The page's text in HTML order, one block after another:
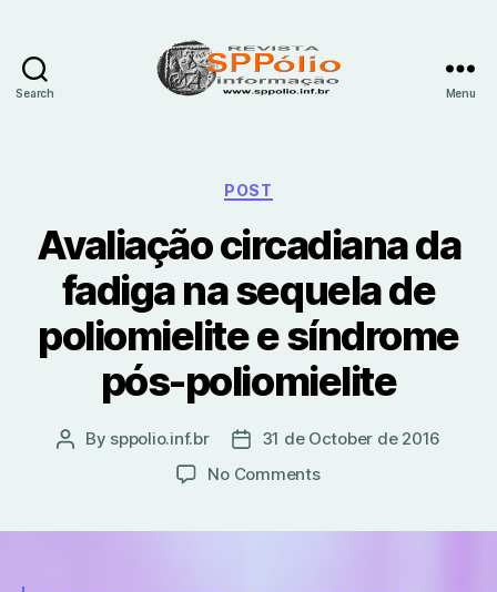
Search Menu
Categories
POST
Avaliação circadiana da
fadiga na sequela de
poliomielite e síndrome
pós-poliomielite
Post
By sppolio.inf.br
Post
date
31 de October de 2016
No Commentson